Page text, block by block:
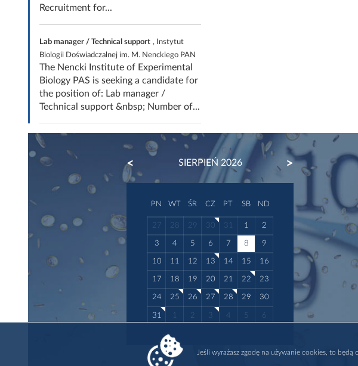
Recruitment for...
Lab manager / Technical support , Instytut
Biologii Doświadczalnej im. M. Nenckiego PAN
The Nencki Institute of Experimental
Biology PAS is seeking a candidate for
the position of: Lab manager /
Technical support &nbsp; Number of...
SIERPIEŃ 2026
PREVIOUS NEXT
PN WT ŚR CZ PT SB ND
27 28 29 30 31 1 2
3 4 5 6 7 8 9
10 11 12 13 14 15 16
17 18 19 20 21 22 23
24 25 26 27 28 29 30
31 1 2 3 4 5 6
Jeśli wyrażasz zgodę na używanie cookies, to